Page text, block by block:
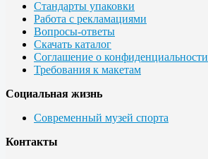
Стандарты упаковки
Работа с рекламациями
Вопросы-ответы
Скачать каталог
Соглашение о конфиденциальности
Требования к макетам
Социальная жизнь
Современный музей спорта
Контакты